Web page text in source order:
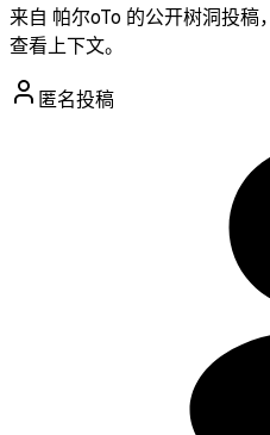
来自 帕尔oTo 的公开树洞投
查看上下文。
匿名投稿